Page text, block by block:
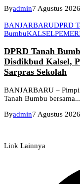
Byadmin7 Agustus 2026
BANJARBARUDPRD
BumbuKALSEL
DPRD Tanah
Disdikbud Kalsel,
Sarpras Sekolah
BANJARBARU –
Tanah Bumbu bersama...
Byadmin7 Agustus 2026
Link Lainnya